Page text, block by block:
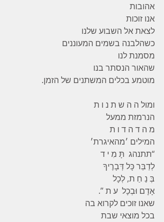
אהובות
אנו זוכות
לצאת אל השבוע שלנו
כשהלבנה בשמים המעוננים
מסמנת לנו
שהאור הנסתר בנו
מוטמע בכלים המשתנים של הזמן.
ומול ה ה ש ת נ ו ת
הנרמזת ממעל
מ ה ד ה ד ו ת
המילים ׳מהאיגרת׳
“תתנהג  תָּ מִ י ד
לְדַבֵּר כָּל דְּבָרֶיךָ
בְּ נַ חַ ת, לְכָל
אָדָם וּבְכָל  ע ת ”.
שאנו זוכים לקרוא בה
בכל מוצאי שבת